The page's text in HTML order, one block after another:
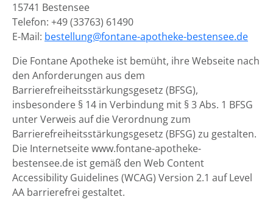
15741 Bestensee
Telefon: +49 (33763) 61490
E-Mail: bestellung@fontane-apotheke-bestensee.de
Die Fontane Apotheke ist bemüht, ihre Webseite nach
den Anforderungen aus dem
Barrierefreiheitsstärkungsgesetz (BFSG),
insbesondere § 14 in Verbindung mit § 3 Abs. 1 BFSG
unter Verweis auf die Verordnung zum
Barrierefreiheitsstärkungsgesetz (BFSG) zu gestalten.
Die Internetseite www.fontane-apotheke-
bestensee.de ist gemäß den Web Content
Accessibility Guidelines (WCAG) Version 2.1 auf Level
AA barrierefrei gestaltet.